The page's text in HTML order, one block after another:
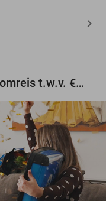
Maak gratis kans op een droomreis t.w.v. €3.000!